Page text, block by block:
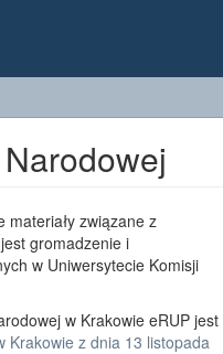
związane z
gromadzenie i
w Uniwersytecie Komisji
w Krakowie eRUP jest
Krakowie z dnia 13 listopada